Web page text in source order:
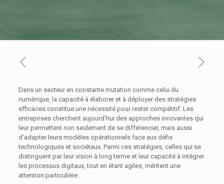
Dans un secteur en constante mutation comme celui du
numérique, la capacité à élaborer et à déployer des stratégies
efficaces constitue une nécessité pour rester compétitif. Les
entreprises cherchent aujourd’hui des approches innovantes qui
leur permettent non seulement de se différencier, mais aussi
d’adapter leurs modèles opérationnels face aux défis
technologiques et sociétaux. Parmi ces stratégies, celles qui se
distinguent par leur vision à long terme et leur capacité à intégrer
les processus digitaux, tout en étant agiles, méritent une
attention particulière.